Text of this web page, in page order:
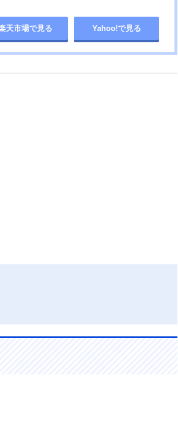
天市場で見る Yahoo!で見る